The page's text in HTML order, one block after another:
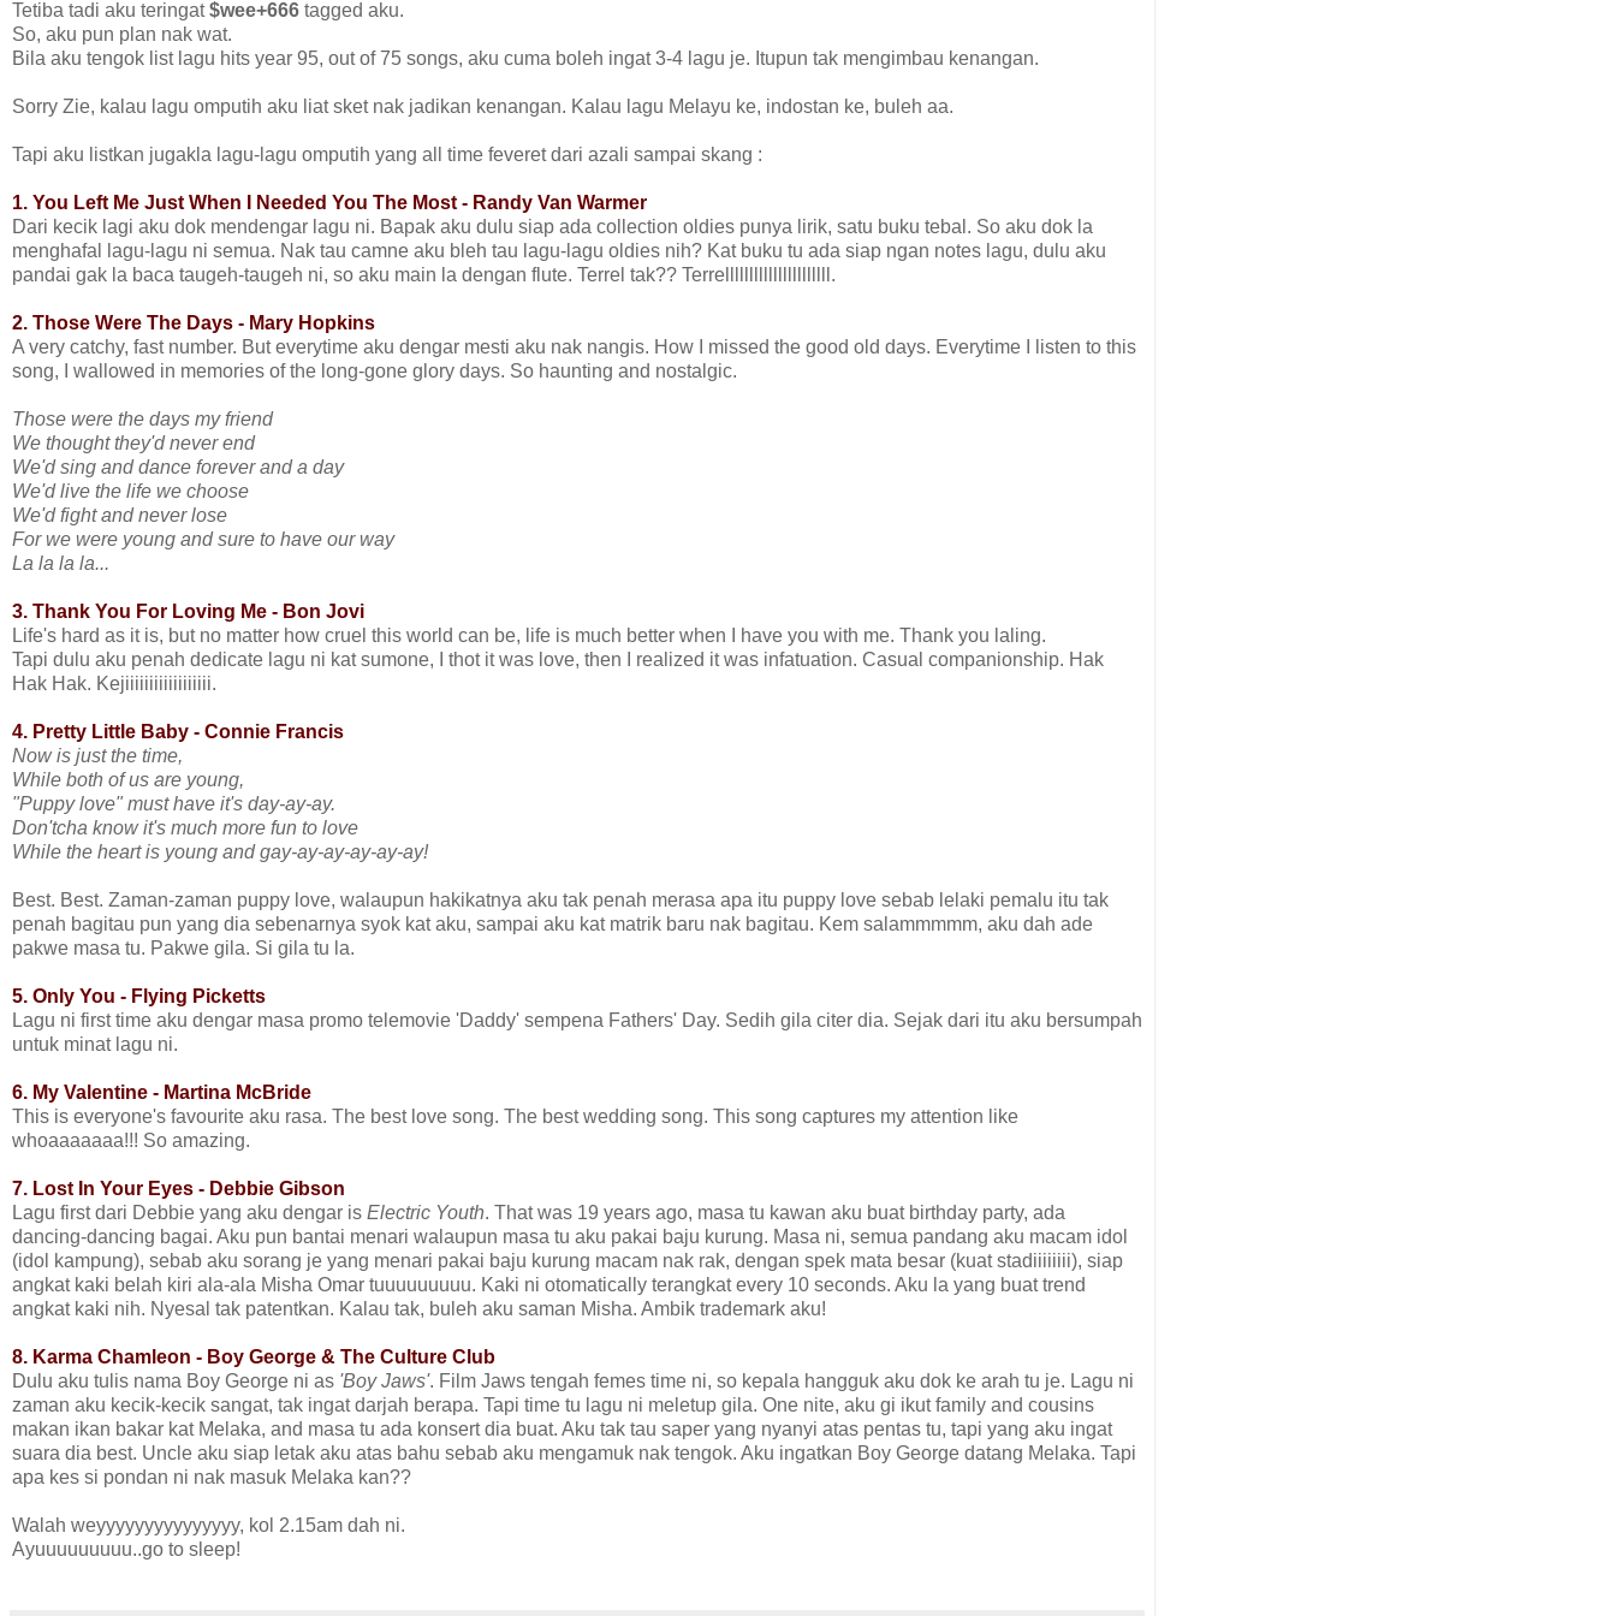
Tetiba tadi aku teringat$wee+666 tagged aku.
So, aku pun plan nak wat.
Bila aku tengok list lagu hits year 95, out of 75 songs, aku cuma boleh ingat 3-4 lagu je. Itupun tak mengimbau kenangan.
Sorry Zie, kalau lagu omputih aku liat sket nak jadikan kenangan. Kalau lagu Melayu ke, indostan ke, buleh aa.
Tapi aku listkan jugakla lagu-lagu omputih yang all time feveret dari azali sampai skang :
1. You Left Me Just When I Needed You The Most - Randy Van Warmer
Dari kecik lagi aku dok mendengar lagu ni. Bapak aku dulu siap ada collection oldies punya lirik, satu buku tebal. So aku dok la
menghafal lagu-lagu ni semua. Nak tau camne aku bleh tau lagu-lagu oldies nih? Kat buku tu ada siap ngan notes lagu, dulu aku
pandai gak la baca taugeh-taugeh ni, so aku main la dengan flute. Terrel tak?? Terrellllllllllllllllllllll.
2. Those Were The Days - Mary Hopkins
A very catchy, fast number. But everytime aku dengar mesti aku nak nangis. How I missed the good old days. Everytime I listen to this
song, I wallowed in memories of the long-gone glory days. So haunting and nostalgic.
Those were the days my friend
We thought they'd never end
We'd sing and dance forever and a day
We'd live the life we choose
We'd fight and never lose
For we were young and sure to have our way
La la la la...
3. Thank You For Loving Me - Bon Jovi
Life's hard as it is, but no matter how cruel this world can be, life is much better when I have you with me. Thank you laling.
Tapi dulu aku penah dedicate lagu ni kat sumone, I thot it was love, then I realized it was infatuation. Casual companionship. Hak
Hak Hak. Kejiiiiiiiiiiiiiiiiii.
4. Pretty Little Baby - Connie Francis
Now is just the time,
While both of us are young,
"Puppy love" must have it's day-ay-ay.
Don'tcha know it's much more fun to love
While the heart is young and gay-ay-ay-ay-ay-ay!
Best. Best. Zaman-zaman puppy love, walaupun hakikatnya aku tak penah merasa apa itu puppy love sebab lelaki pemalu itu tak
penah bagitau pun yang dia sebenarnya syok kat aku, sampai aku kat matrik baru nak bagitau. Kem salammmmm, aku dah ade
pakwe masa tu. Pakwe gila. Si gila tu la.
5. Only You - Flying Picketts
Lagu ni first time aku dengar masa promo telemovie 'Daddy' sempena Fathers' Day. Sedih gila citer dia. Sejak dari itu aku bersumpah
untuk minat lagu ni.
6. My Valentine - Martina McBride
This is everyone's favourite aku rasa. The best love song. The best wedding song. This song captures my attention like
whoaaaaaaa!!! So amazing.
7. Lost In Your Eyes - Debbie Gibson
Lagu first dari Debbie yang aku dengar is Electric Youth. That was 19 years ago, masa tu kawan aku buat birthday party, ada
dancing-dancing bagai. Aku pun bantai menari walaupun masa tu aku pakai baju kurung. Masa ni, semua pandang aku macam idol
(idol kampung), sebab aku sorang je yang menari pakai baju kurung macam nak rak, dengan spek mata besar (kuat stadiiiiiiii), siap
angkat kaki belah kiri ala-ala Misha Omar tuuuuuuuuu. Kaki ni otomatically terangkat every 10 seconds. Aku la yang buat trend
angkat kaki nih. Nyesal tak patentkan. Kalau tak, buleh aku saman Misha. Ambik trademark aku!
8. Karma Chamleon - Boy George & The Culture Club
Dulu aku tulis nama Boy George ni as 'Boy Jaws'. Film Jaws tengah femes time ni, so kepala hangguk aku dok ke arah tu je. Lagu ni
zaman aku kecik-kecik sangat, tak ingat darjah berapa. Tapi time tu lagu ni meletup gila. One nite, aku gi ikut family and cousins
makan ikan bakar kat Melaka, and masa tu ada konsert dia buat. Aku tak tau saper yang nyanyi atas pentas tu, tapi yang aku ingat
suara dia best. Uncle aku siap letak aku atas bahu sebab aku mengamuk nak tengok. Aku ingatkan Boy George datang Melaka. Tapi
apa kes si pondan ni nak masuk Melaka kan??
Walah weyyyyyyyyyyyyyyy, kol 2.15am dah ni.
Ayuuuuuuuuu..go to sleep!